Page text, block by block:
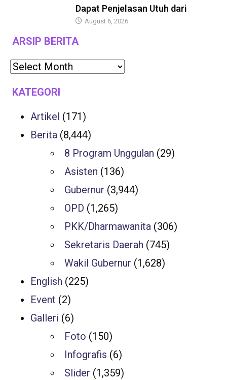
Dapat Penjelasan Utuh dari
August 6, 2026
ARSIP BERITA
KATEGORI
Artikel (171)
Berita (8,444)
8 Program Unggulan (29)
Asisten (136)
Gubernur (3,944)
OPD (1,265)
PKK/Dharmawanita (306)
Sekretaris Daerah (745)
Wakil Gubernur (1,628)
English (225)
Event (2)
Galleri (6)
Foto (150)
Infografis (6)
Slider (1,359)